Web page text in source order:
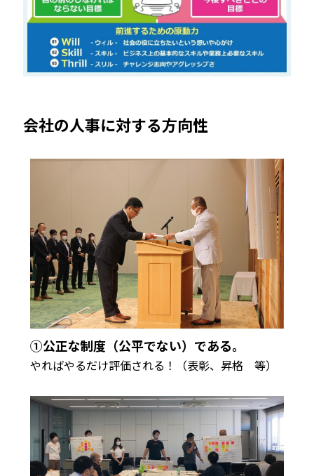
会社の人事に対する方向性
①公正な制度（公平でない）である。
やればやるだけ評価される！（表彰、昇格 等）